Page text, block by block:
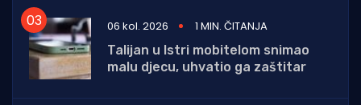
06 kol. 2026
1 MIN. ČITANJA
Talijan u Istri mobitelom snimao
malu djecu, uhvatio ga zaštitar